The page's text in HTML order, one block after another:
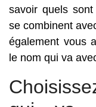
savoir quels
se combinent
également vous
le nom qui va